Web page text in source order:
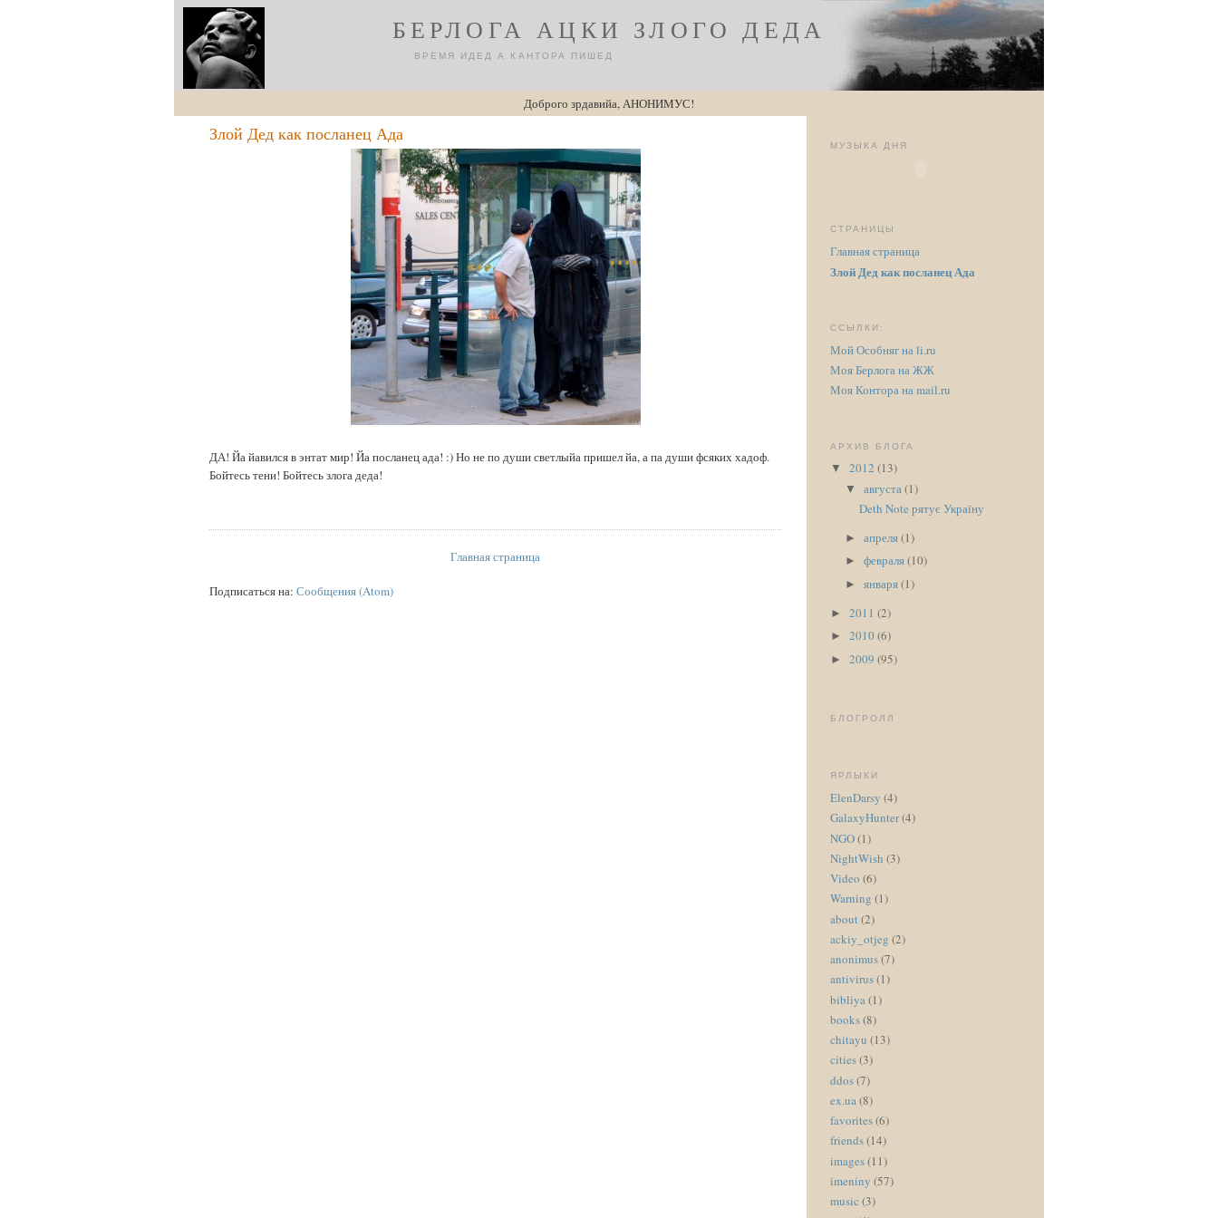
БЕРЛОГА АЦКИ ЗЛОГО ДЕДА
ВРЕМЯ ИДЕД А КАНТОРА ПИШЕД
Доброго зрдавийа, АНОНИМУС!
Злой Дед как посланец Ада
ДА! Йа йавился в энтат мир! Йа посланец ада! :) Но не по души светлыйа пришел йа, а па души фсяких хадоф.
Бойтесь тени! Бойтесь злога деда!
Главная страница
Подписаться на: Сообщения (Atom)
МУЗЫКА ДНЯ
СТРАНИЦЫ
Главная страница
Злой Дед как посланец Ада
ССЫЛКИ:
Мой Особняг на li.ru
Моя Берлога на ЖЖ
Моя Контора на mail.ru
АРХИВ БЛОГА
▼ 2012 (13)
▼ августа(1)
Deth Note рятує Україну
► апреля(1)
► февраля(10)
► января(1)
► 2011 (2)
► 2010 (6)
► 2009 (95)
БЛОГРОЛЛ
ЯРЛЫКИ
ElenDarsy (4)
GalaxyHunter(4)
NGO(1)
NightWish (3)
Video (6)
Warning (1)
about (2)
ackiy_otjeg (2)
anonimus(7)
antivirus(1)
bibliya (1)
books(8)
chitayu (13)
cities(3)
ddos(7)
ex.ua(8)
favorites(6)
friends(14)
images(11)
imeniny (57)
music (3)